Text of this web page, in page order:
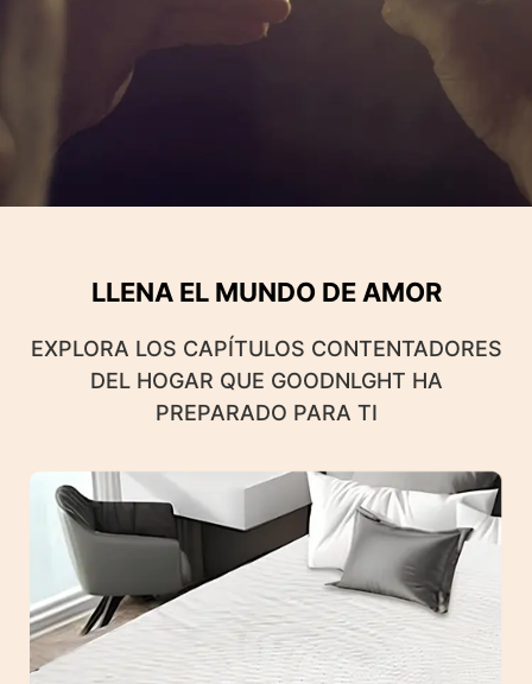
LLENA EL MUNDO DE AMOR
EXPLORA LOS CAPÍTULOS CONTENTADORES
DEL HOGAR QUE GOODNLGHT HA
PREPARADO PARA TI